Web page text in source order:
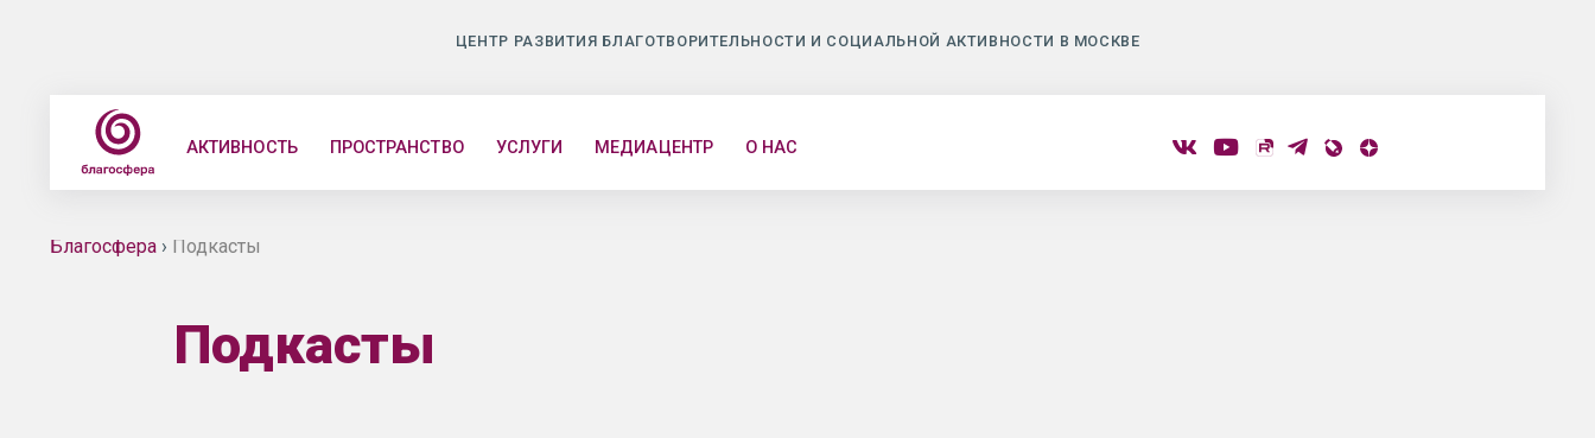
ЦЕНТР РАЗВИТИЯ БЛАГОТВОРИТЕЛЬНОСТИ И СОЦИАЛЬНОЙ АКТИВНОСТИ В МОСКВЕ
АКТИВНОСТЬ ПРОСТРАНСТВО УСЛУГИ МЕДИАЦЕНТР О НАС
Благосфера› Подкасты
Подкасты